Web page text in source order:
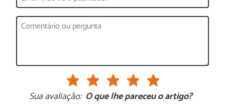
Sua avaliação: O que lhe pareceu o artigo?